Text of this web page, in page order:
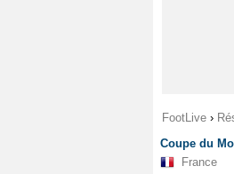
FootLive ›
Coupe du
France